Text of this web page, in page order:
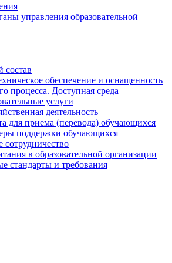
управления образовательной
состав
обеспечение и оснащенность
процесса. Доступная среда
услуги
деятельность
для приема (перевода) обучающихся
поддержки обучающихся
в образовательной организации
стандарты и требования